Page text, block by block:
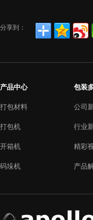
分享到：
产品中心
打包材料
打包机
开箱机
码垛机
包装
公司
行业
精彩
产品